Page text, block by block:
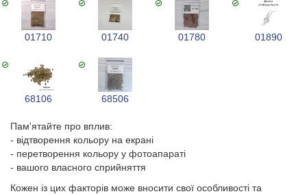
01710 01740 01780 01890
68106 68506
Пам'ятайте про вплив:
- відтворення кольору на екрані
- перетворення кольору у фотоапараті
- вашого власного сприйняття
Кожен із цих факторів може вносити свої особливості та